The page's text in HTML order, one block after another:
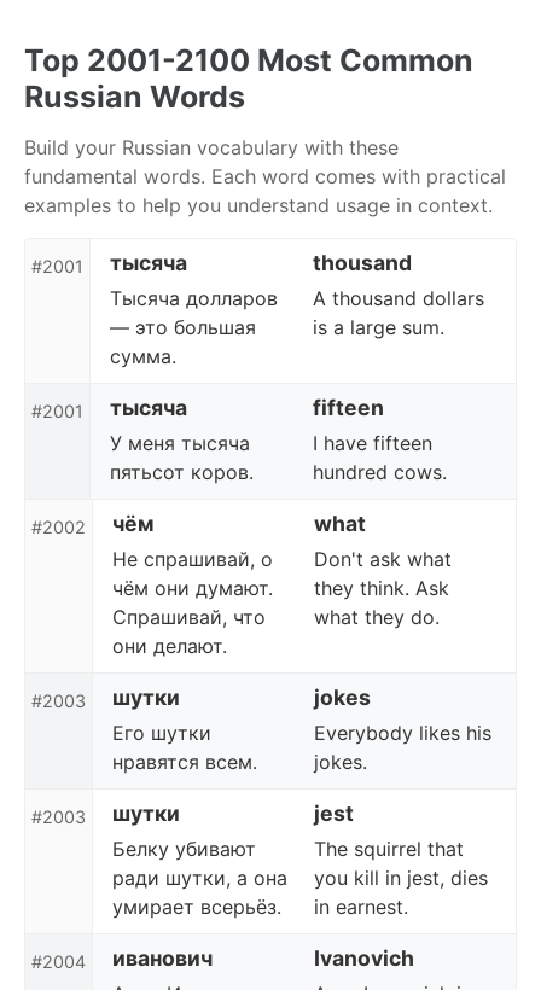
primary
navigation
content
footer
Top 2001-2100 Most Common
Russian Words
Build your Russian vocabulary with these
fundamental words. Each word comes with practical
examples to help you understand usage in context.
#2001 тысяча thousand
Тысяча долларов
— это большая
сумма.
A thousand dollars
is a large sum.
#2001 тысяча fifteen
У меня тысяча
пятьсот коров.
I have fifteen
hundred cows.
#2002 чём what
Не спрашивай, о
чём они думают.
Спрашивай, что
они делают.
Don't ask what
they think. Ask
what they do.
#2003 шутки jokes
Его шутки
нравятся всем.
Everybody likes his
jokes.
#2003 шутки jest
Белку убивают
ради шутки, а она
умирает всерьёз.
The squirrel that
you kill in jest, dies
in earnest.
#2004 иванович Ivanovich